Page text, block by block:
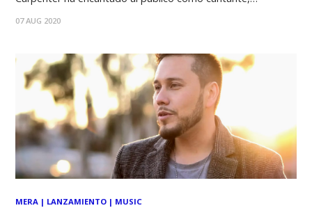
trabajo en televisión y cine abarca desde protagonizar "Girl
07 AUG 2020
MERA | LANZAMIENTO | MUSIC